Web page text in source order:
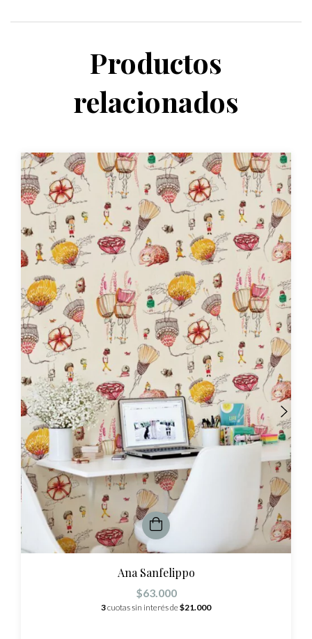
Productos
relacionados
Ana Sanfelippo
$63.000
3cuotas sin interés de$21.000